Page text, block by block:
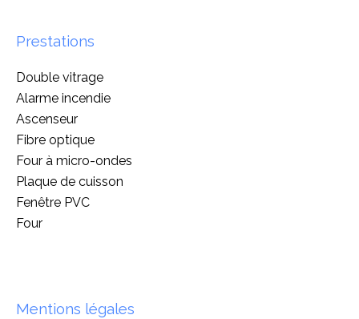
Prestations
Double vitrage
Alarme incendie
Ascenseur
Fibre optique
Four à micro-ondes
Plaque de cuisson
Fenêtre PVC
Four
Mentions légales